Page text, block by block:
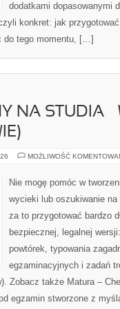
dodatkami dopasowanymi
konkret: jak
do tego momentu, […]
NA STUDIA
MOŻLIWOŚĆ
Nie mogę pomóc w
wycieki lub oszukiwanie na
za to przygotować bardzo
bezpiecznej, legalnej
powtórek, typowania
egzaminacyjnych i zadań
Zobacz także Matura –
egzamin stworzone z